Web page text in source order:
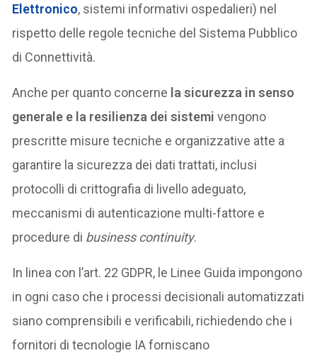
Elettronico, sistemi informativi ospedalieri) nel
rispetto delle regole tecniche del Sistema Pubblico
di Connettività.
Anche per quanto concerne la sicurezza in senso
generale e la resilienza dei sistemivengono
prescritte misure tecniche e organizzative atte a
garantire la sicurezza dei dati trattati, inclusi
protocolli di crittografia di livello adeguato,
meccanismi di autenticazione multi-fattore e
procedure di business continuity.
In linea con l’art. 22 GDPR, le Linee Guida impongono
in ogni caso che i processi decisionali automatizzati
siano comprensibili e verificabili, richiedendo che i
fornitori di tecnologie IA forniscano